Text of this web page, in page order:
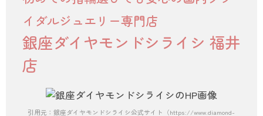
イダルジュエリー専門店
銀座ダイヤモンドシライシ 福井
店
引用元：銀座ダイヤモンドシライシ公式サイト（https://www.diamond-